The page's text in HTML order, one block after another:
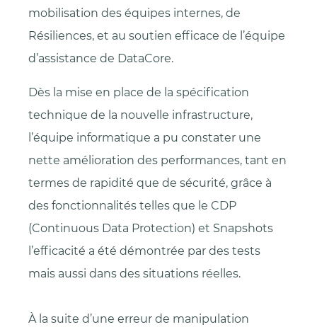
mobilisation des équipes internes, de
Résiliences, et au soutien efficace de l’équipe
d’assistance de DataCore.
Dès la mise en place de la spécification
technique de la nouvelle infrastructure,
l’équipe informatique a pu constater une
nette amélioration des performances, tant en
termes de rapidité que de sécurité, grâce à
des fonctionnalités telles que le CDP
(Continuous Data Protection) et Snapshots
l’efficacité a été démontrée par des tests
mais aussi dans des situations réelles.
À la suite d’une erreur de manipulation